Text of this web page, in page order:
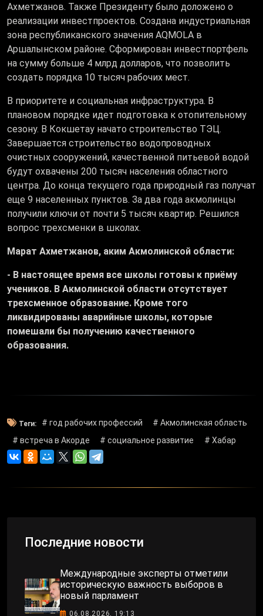
Ахметжанов. Также Президенту было доложено о
реализации инвестпроектов. Создана индустриальная
зона республиканского значения AQMOLA в
Аршалынском районе. Сформирован инвестпортфель
на сумму больше 4 млрд долларов, что позволить
создать порядка 10 тысяч рабочих мест.
В приоритете и социальная инфраструктура. В
плановом порядке идет подготовка к отопительному
сезону. В Кокшетау начато строительство ТЭЦ.
Завершается строительство водопроводных
очистных сооружений, качественной питьевой водой
будут охвачены 200 тысяч населения областного
центра. До конца текущего года природный газ получат
еще 9 населенных пунктов. За два года акмолинцы
получили ключи от почти 5 тысяч квартир. Решился
вопрос трехсменки в школах.
Марат Ахметжанов, аким Акмолинской области:
- В настоящее время все школы готовы к приёму
учеников. В Акмолинской области отсутствует
трехсменное образование. Кроме того
ликвидированы аварийные школы, которые
помешали бы получению качественного
образования.
Теги: # год рабочих профессий
# Акмолинская область
# встреча в Акорде
# социальное развитие # Хабар
Последние новости
Международные эксперты отметили
историческую важность выборов в
новый парламент
06.08.2026, 19:13